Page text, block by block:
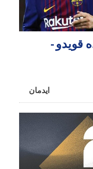
قویدو -
ایدمان